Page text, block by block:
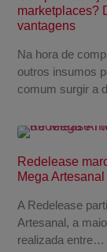
marketplaces?
vantagens
Na hora de
outros insumos
comum surgir a
Redelease
Mega Artesanal
A Redelease
Artesanal, a
realizada entre…